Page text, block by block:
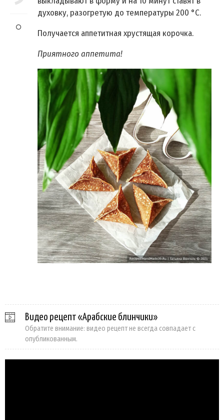
духовку, разогретую до температуры 200 °C.
Получается аппетитная хрустящая корочка.
Приятного аппетита!
Видео рецепт «Арабские блинчики»
Обратите внимание: видео рецепт не всегда совпадает с
опубликованным.